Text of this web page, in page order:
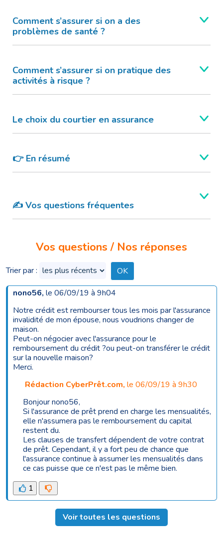
Comment s’assurer si on a des
problèmes de santé ?
Comment s’assurer si on pratique des
activités à risque ?
Le choix du courtier en assurance
👉 En résumé
✍️ Vos questions fréquentes
Vos questions / Nos réponses
Trier par :
nono56, le 06/09/19 à 9h04
Notre crédit est rembourser tous les mois par l'assurance
invalidité de mon épouse, nous voudrions changer de
maison.
Peut-on négocier avec l'assurance pour le
remboursement du crédit ?ou peut-on transférer le crédit
sur la nouvelle maison?
Merci.
Rédaction CyberPrêt.com, le 06/09/19 à 9h30
Bonjour nono56,
Si l'assurance de prêt prend en charge les mensualités,
elle n'assumera pas le remboursement du capital
restent du.
Les clauses de transfert dépendent de votre contrat
de prêt. Cependant, il y a fort peu de chance que
l'assurance continue à assumer les mensualités dans
ce cas puisse que ce n'est pas le même bien.
1
Voir toutes les questions